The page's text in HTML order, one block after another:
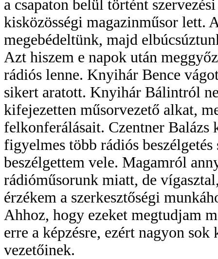
a csapaton belül történt
kisközösségi magazinműsor lett.
megebédeltünk, majd
Azt hiszem e napok után
rádiós lenne. Knyihár Bence
sikert aratott. Knyihár Bálintról
kifejezetten műsorvezető alkat,
felkonferálásait. Czentner Balázs
figyelmes több rádiós
beszélgettem vele. Magamról
rádióműsorunk miatt, de
érzékem a szerkesztőségi
Ahhoz, hogy ezeket megtudjam
erre a képzésre, ezért nagyon
vezetőinek.